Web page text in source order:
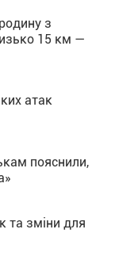
з
15 км —
атак
пояснили,
та зміни для